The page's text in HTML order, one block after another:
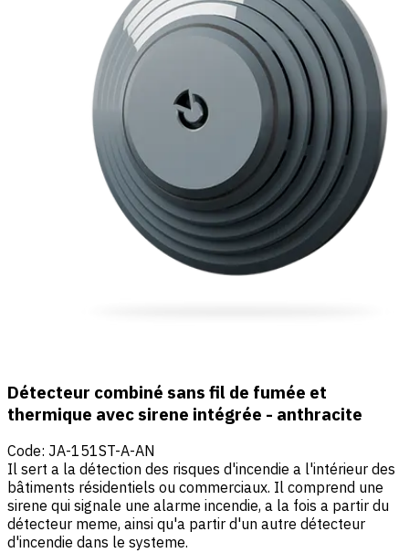
Détecteur combiné sans fil de fumée et
thermique avec sirene intégrée - anthracite
Code: JA-151ST-A-AN
Il sert a la détection des risques d'incendie a l'intérieur des
bâtiments résidentiels ou commerciaux. Il comprend une
sirene qui signale une alarme incendie, a la fois a partir du
détecteur meme, ainsi qu'a partir d'un autre détecteur
d'incendie dans le systeme.